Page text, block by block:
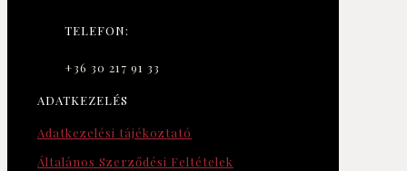
TELEFON:
+36 30 217 91 33
ADATKEZELÉS
Adatkezelési tájékoztató
Általános Szerződési Feltételek